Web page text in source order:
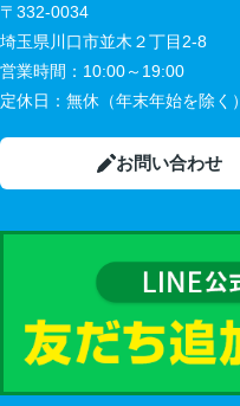
〒332-0034
埼玉県川口市並木２丁目2-8
営業時間： 10:00～19:00
定休日： 無休（年末年始を除く）
お問い合わせ